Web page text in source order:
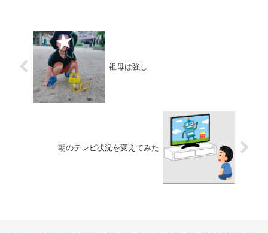
祖母は強し
朝のテレビ状況を変えてみた